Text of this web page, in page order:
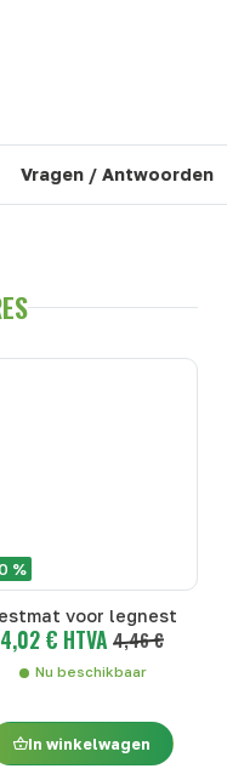
Vragen / Antwoorden
%
voor legnest
4,02 € HTVA 4,46 €
Nu beschikbaar
In winkelwagen